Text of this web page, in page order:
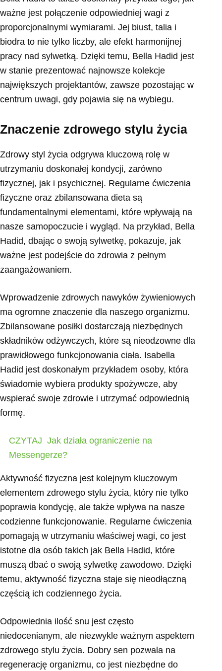
ważne jest połączenie odpowiedniej wagi z
proporcjonalnymi wymiarami. Jej biust, talia i
biodra to nie tylko liczby, ale efekt harmonijnej
pracy nad sylwetką. Dzięki temu, Bella Hadid jest
w stanie prezentować najnowsze kolekcje
największych projektantów, zawsze pozostając w
centrum uwagi, gdy pojawia się na wybiegu.
Znaczenie zdrowego stylu życia
Zdrowy styl życia odgrywa kluczową rolę w
utrzymaniu doskonałej kondycji, zarówno
fizycznej, jak i psychicznej. Regularne ćwiczenia
fizyczne oraz zbilansowana dieta są
fundamentalnymi elementami, które wpływają na
nasze samopoczucie i wygląd. Na przykład, Bella
Hadid, dbając o swoją sylwetkę, pokazuje, jak
ważne jest podejście do zdrowia z pełnym
zaangażowaniem.
Wprowadzenie zdrowych nawyków żywieniowych
ma ogromne znaczenie dla naszego organizmu.
Zbilansowane posiłki dostarczają niezbędnych
składników odżywczych, które są nieodzowne dla
prawidłowego funkcjonowania ciała. Isabella
Hadid jest doskonałym przykładem osoby, która
świadomie wybiera produkty spożywcze, aby
wspierać swoje zdrowie i utrzymać odpowiednią
formę.
CZYTAJ Jak działa ograniczenie na
Messengerze?
Aktywność fizyczna jest kolejnym kluczowym
elementem zdrowego stylu życia, który nie tylko
poprawia kondycję, ale także wpływa na nasze
codzienne funkcjonowanie. Regularne ćwiczenia
pomagają w utrzymaniu właściwej wagi, co jest
istotne dla osób takich jak Bella Hadid, które
muszą dbać o swoją sylwetkę zawodowo. Dzięki
temu, aktywność fizyczna staje się nieodłączną
częścią ich codziennego życia.
Odpowiednia ilość snu jest często
niedocenianym, ale niezwykle ważnym aspektem
zdrowego stylu życia. Dobry sen pozwala na
regenerację organizmu, co jest niezbędne do